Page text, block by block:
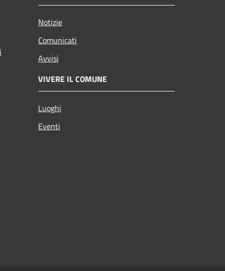
Notizie
Comunicati
Avvisi
VIVERE IL COMUNE
Luoghi
Eventi